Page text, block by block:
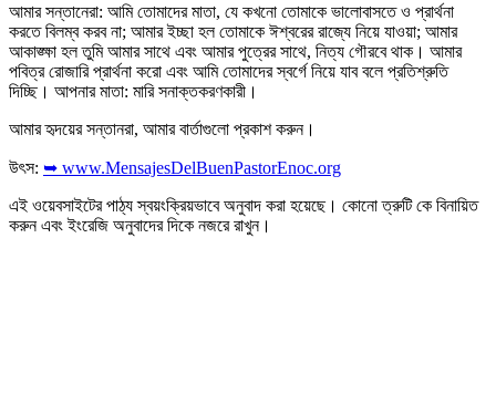
আমার সন্তানেরা: আমি তোমাদের মাতা, যে কখনো তোমাকে ভালোবাসতে ও প্রার্থনা
করতে বিলম্ব করব না; আমার ইচ্ছা হল তোমাকে ঈশ্বরের রাজ্যে নিয়ে যাওয়া; আমার
আকাঙ্ক্ষা হল তুমি আমার সাথে এবং আমার পুত্রের সাথে, নিত্য গৌরবে থাক। আমার
পবিত্র রোজারি প্রার্থনা করো এবং আমি তোমাদের স্বর্গে নিয়ে যাব বলে প্রতিশ্রুতি
দিচ্ছি। আপনার মাতা: মারি সনাক্তকরণকারী।
আমার হৃদয়ের সন্তানরা, আমার বার্তাগুলো প্রকাশ করুন।
উৎস: ➥ www.MensajesDelBuenPastorEnoc.org
এই ওয়েবসাইটের পাঠ্য স্বয়ংক্রিয়ভাবে অনুবাদ করা হয়েছে। কোনো ত্রুটি কে বিনায়িত
করুন এবং ইংরেজি অনুবাদের দিকে নজরে রাখুন।